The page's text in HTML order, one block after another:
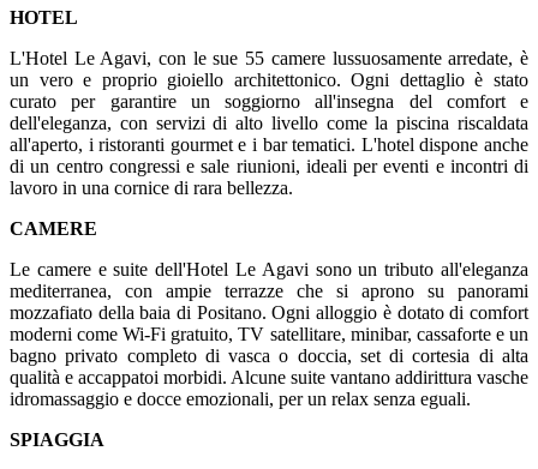
HOTEL
L'Hotel Le Agavi, con le sue 55 camere lussuosamente arredate, è
un vero e proprio gioiello architettonico. Ogni dettaglio è stato
curato per garantire un soggiorno all'insegna del comfort e
dell'eleganza, con servizi di alto livello come la piscina riscaldata
all'aperto, i ristoranti gourmet e i bar tematici. L'hotel dispone anche
di un centro congressi e sale riunioni, ideali per eventi e incontri di
lavoro in una cornice di rara bellezza.
CAMERE
Le camere e suite dell'Hotel Le Agavi sono un tributo all'eleganza
mediterranea, con ampie terrazze che si aprono su panorami
mozzafiato della baia di Positano. Ogni alloggio è dotato di comfort
moderni come Wi-Fi gratuito, TV satellitare, minibar, cassaforte e un
bagno privato completo di vasca o doccia, set di cortesia di alta
qualità e accappatoi morbidi. Alcune suite vantano addirittura vasche
idromassaggio e docce emozionali, per un relax senza eguali.
SPIAGGIA